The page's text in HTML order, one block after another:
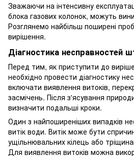
Зважаючи на інтенсивну
блока газових колонок, можуть
Розглянемо найбільш поширені
вирішення.
Діагностика несправностей
Перед тим, як приступити до
необхідно провести діагностику
включати виявлення витоків,
засмічень. Після з'ясування
визначити подальші кроки.
Один з найпоширеніших випадків
витік води. Витік може бути
ущільнювальних кілець або
Для виявлення витоків можна